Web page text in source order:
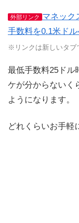
外部リンク マネック
手数料を0.1米ドル
※リンクは新しいタブ
最低手数料25ドル
ケが分からないく
ようになります。
どれくらいお手軽